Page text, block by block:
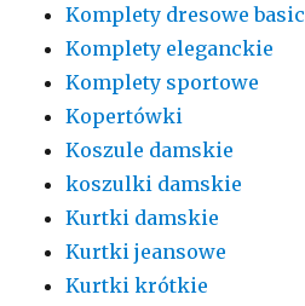
Komplety dresowe basic
Komplety eleganckie
Komplety sportowe
Kopertówki
Koszule damskie
koszulki damskie
Kurtki damskie
Kurtki jeansowe
Kurtki krótkie